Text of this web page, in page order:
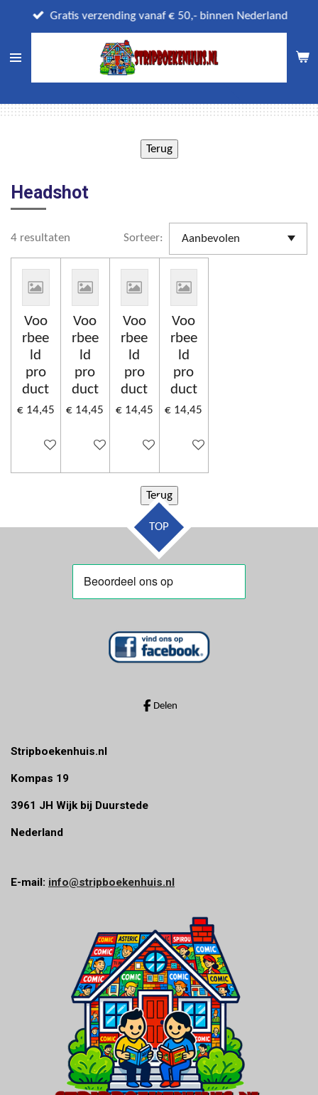
direct
naar
Gratis verzending vanaf € 50,- binnen Nederland
Headshot
4 resultaten Sorteer:
Voo
rbee
ld
pro
duct
€ 14,45
Uitgeschakeld
Voo
rbee
ld
pro
duct
€ 14,45
Uitgeschakeld
Voo
rbee
ld
pro
duct
€ 14,45
Uitgeschakeld
Voo
rbee
ld
pro
duct
€ 14,45
Uitgeschakeld
TOP
Delen
Stripboekenhuis.nl
Kompas 19
3961 JH Wijk bij Duurstede
Nederland
E-mail: info@stripboekenhuis.nl